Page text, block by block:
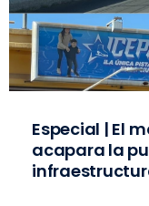
Especial | El
acapara la